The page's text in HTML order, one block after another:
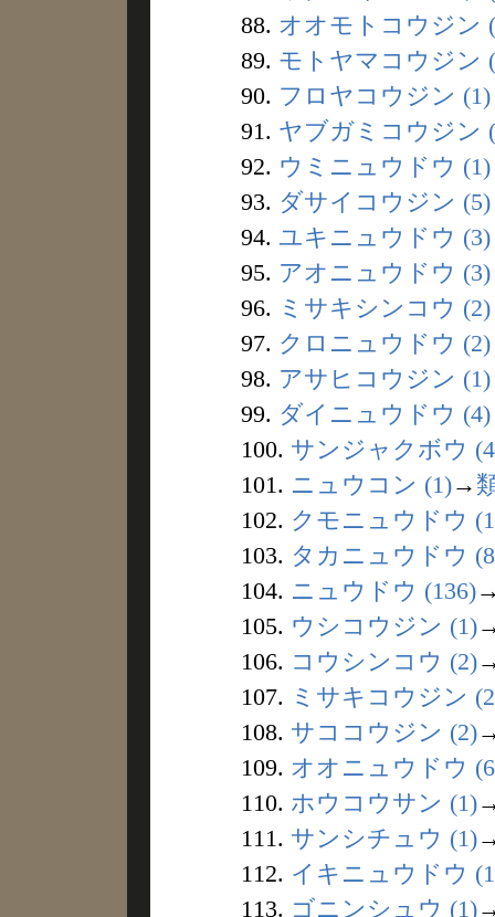
88. オオモトコウジン
89. モトヤマコウジン
90. フロヤコウジン (1)
91. ヤブガミコウジン
92. ウミニュウドウ (1)
93. ダサイコウジン (5)
94. ユキニュウドウ (3)
95. アオニュウドウ (3)
96. ミサキシンコウ (2)
97. クロニュウドウ (2)
98. アサヒコウジン (1)
99. ダイニュウドウ (4)
100. サンジャクボウ
101. ニュウコン (1)→
102. クモニュウドウ
103. タカニュウドウ
104. ニュウドウ (136)
105. ウシコウジン (1)
106. コウシンコウ (2)
107. ミサキコウジン
108. サココウジン (2)
109. オオニュウドウ
110. ホウコウサン (1)
111. サンシチュウ (1)
112. イキニュウドウ
113. ゴニンシュウ (1)